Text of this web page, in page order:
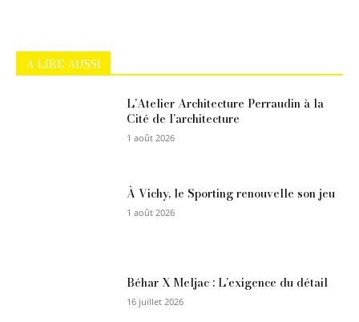
A LIRE AUSSI
L’Atelier Architecture Perraudin à la
Cité de l’architecture
1 août 2026
À Vichy, le Sporting renouvelle son jeu
1 août 2026
Béhar X Meljac : L’exigence du détail
16 juillet 2026